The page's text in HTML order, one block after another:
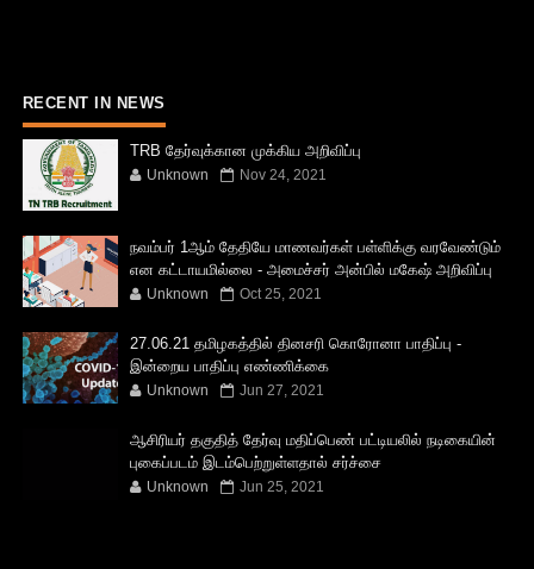
RECENT IN NEWS
TRB தேர்வுக்கான முக்கிய அறிவிப்பு
Unknown Nov 24, 2021
நவம்பர் 1ஆம் தேதியே மாணவர்கள் பள்ளிக்கு வரவேண்டும்
என கட்டாயமில்லை - அமைச்சர் அன்பில் மகேஷ் அறிவிப்பு
Unknown Oct 25, 2021
27.06.21 தமிழகத்தில் தினசரி கொரோனா பாதிப்பு -
இன்றைய பாதிப்பு எண்ணிக்கை
Unknown Jun 27, 2021
ஆசிரியர் தகுதித் தேர்வு மதிப்பெண் பட்டியலில் நடிகையின்
புகைப்படம் இடம்பெற்றுள்ளதால் சர்ச்சை
Unknown Jun 25, 2021